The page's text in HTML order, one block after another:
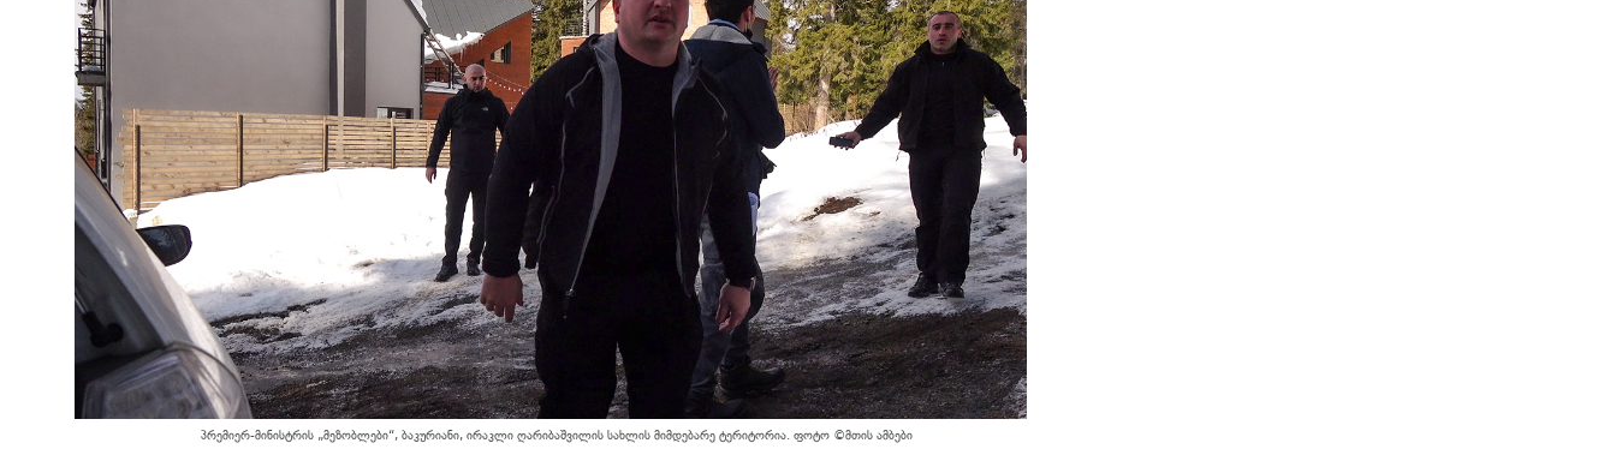
პრემიერ-მინისტრის „მეზობლები“, ბაკურიანი, ირაკლი ღარიბაშვილის სახლის მიმდებარე ტერიტორია. ფოტო ©მთის ამბები